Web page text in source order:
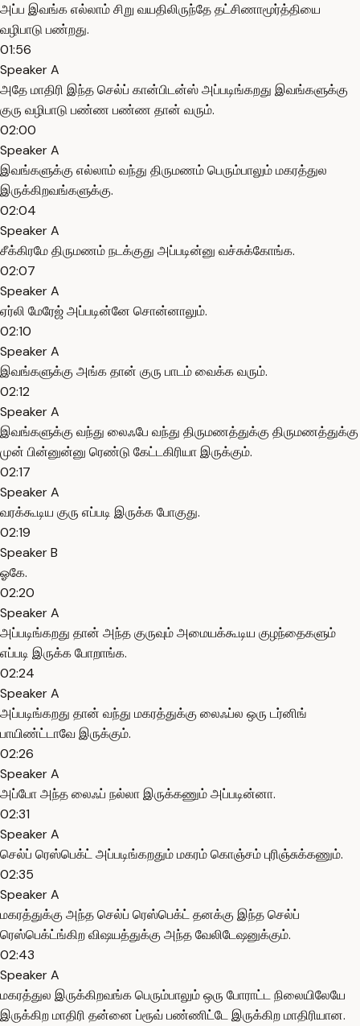
அப்ப இவங்க எல்லாம் சிறு வயதிலிருந்தே தட்சிணாமூர்த்தியை
வழிபாடு பண்றது.
01:56
Speaker A
அதே மாதிரி இந்த செல்ப் கான்பிடன்ஸ் அப்படிங்கறது இவங்களுக்கு
குரு வழிபாடு பண்ண பண்ண தான் வரும்.
02:00
Speaker A
இவங்களுக்கு எல்லாம் வந்து திருமணம் பெரும்பாலும் மகரத்துல
இருக்கிறவங்களுக்கு.
02:04
Speaker A
சீக்கிரமே திருமணம் நடக்குது அப்படின்னு வச்சுக்கோங்க.
02:07
Speaker A
ஏர்லி மேரேஜ் அப்படின்னே சொன்னாலும்.
02:10
Speaker A
இவங்களுக்கு அங்க தான் குரு பாடம் வைக்க வரும்.
02:12
Speaker A
இவங்களுக்கு வந்து லைஃபே வந்து திருமணத்துக்கு திருமணத்துக்கு
முன் பின்னுன்னு ரெண்டு கேட்டகிரியா இருக்கும்.
02:17
Speaker A
வரக்கூடிய குரு எப்படி இருக்க போகுது.
02:19
Speaker B
ஓகே.
02:20
Speaker A
அப்படிங்கறது தான் அந்த குருவும் அமையக்கூடிய குழந்தைகளும்
எப்படி இருக்க போறாங்க.
02:24
Speaker A
அப்படிங்கறது தான் வந்து மகரத்துக்கு லைஃப்ல ஒரு டர்னிங்
பாயிண்ட்டாவே இருக்கும்.
02:26
Speaker A
அப்போ அந்த லைஃப் நல்லா இருக்கணும் அப்படின்னா.
02:31
Speaker A
செல்ப் ரெஸ்பெக்ட் அப்படிங்கறதும் மகரம் கொஞ்சம் புரிஞ்சுக்கணும்.
02:35
Speaker A
மகரத்துக்கு அந்த செல்ப் ரெஸ்பெக்ட் தனக்கு இந்த செல்ப்
ரெஸ்பெக்ட்ங்கிற விஷயத்துக்கு அந்த வேலிடேஷனுக்கும்.
02:43
Speaker A
மகரத்துல இருக்கிறவங்க பெரும்பாலும் ஒரு போராட்ட நிலையிலேயே
இருக்கிற மாதிரி தன்னை ப்ரூவ் பண்ணிட்டே இருக்கிற மாதிரியான.